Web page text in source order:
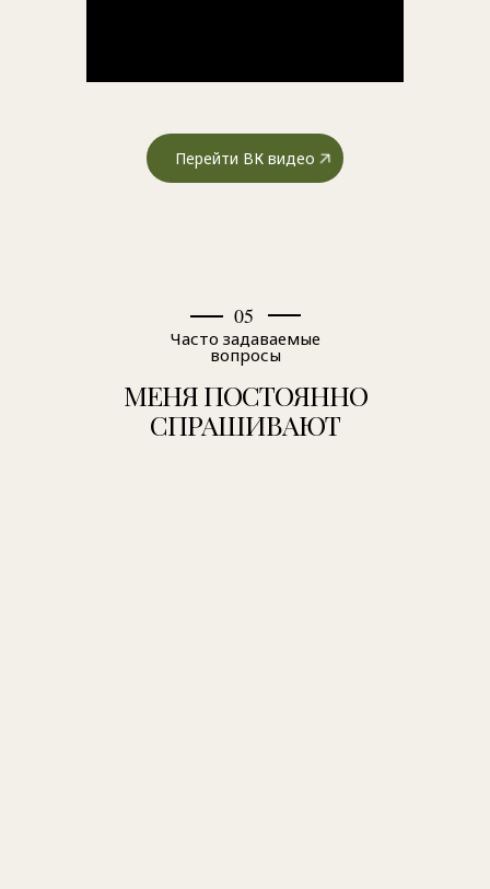
Перейти ВК видео
05
Часто задаваемые
вопросы
МЕНЯ ПОСТОЯННО
СПРАШИВАЮТ